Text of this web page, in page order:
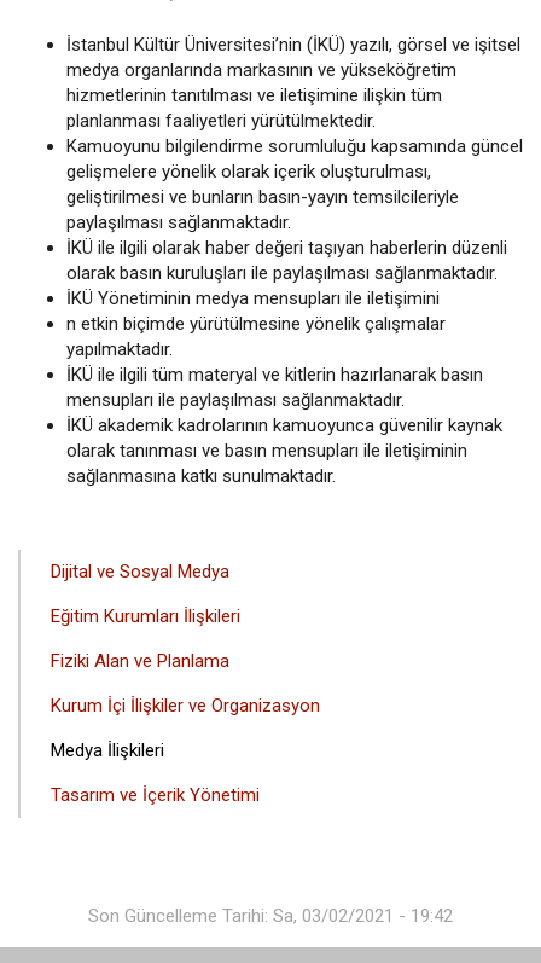
İstanbul Kültür Üniversitesi’nin (İKÜ) yazılı, görsel ve işitsel
medya organlarında markasının ve yükseköğretim
hizmetlerinin tanıtılması ve iletişimine ilişkin tüm
planlanması faaliyetleri yürütülmektedir.
Kamuoyunu bilgilendirme sorumluluğu kapsamında güncel
gelişmelere yönelik olarak içerik oluşturulması,
geliştirilmesi ve bunların basın-yayın temsilcileriyle
paylaşılması sağlanmaktadır.
İKÜ ile ilgili olarak haber değeri taşıyan haberlerin düzenli
olarak basın kuruluşları ile paylaşılması sağlanmaktadır.
İKÜ Yönetiminin medya mensupları ile iletişimini
n etkin biçimde yürütülmesine yönelik çalışmalar
yapılmaktadır.
İKÜ ile ilgili tüm materyal ve kitlerin hazırlanarak basın
mensupları ile paylaşılması sağlanmaktadır.
İKÜ akademik kadrolarının kamuoyunca güvenilir kaynak
olarak tanınması ve basın mensupları ile iletişiminin
sağlanmasına katkı sunulmaktadır.
ANA
MENÜSÜ
Dijital ve Sosyal Medya
Eğitim Kurumları İlişkileri
Fiziki Alan ve Planlama
Kurum İçi İlişkiler ve Organizasyon
Medya İlişkileri
Tasarım ve İçerik Yönetimi
Son Güncelleme Tarihi: Sa, 03/02/2021 - 19:42